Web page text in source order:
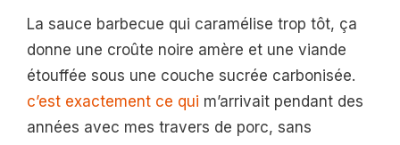
La sauce barbecue qui caramélise trop tôt, ça
donne une croûte noire amère et une viande
étouffée sous une couche sucrée carbonisée.
c’est exactement ce qui m’arrivait pendant des
années avec mes travers de porc, sans